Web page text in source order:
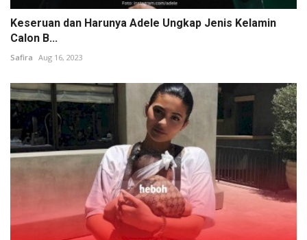
Keseruan dan Harunya Adele Ungkap Jenis Kelamin
Calon B...
Safira Aug 16, 2023